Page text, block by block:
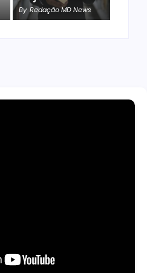
By Redação MD News